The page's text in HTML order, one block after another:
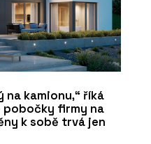
na kamionu,“ říká
pobočky firmy na
k sobě trvá jen